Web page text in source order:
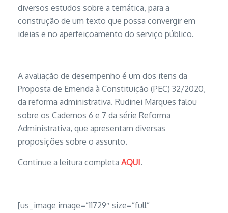
diversos estudos sobre a temática, para a
construção de um texto que possa convergir em
ideias e no aperfeiçoamento do serviço público.
A avaliação de desempenho é um dos itens da
Proposta de Emenda à Constituição (PEC) 32/2020,
da reforma administrativa. Rudinei Marques falou
sobre os Cadernos 6 e 7 da série Reforma
Administrativa, que apresentam diversas
proposições sobre o assunto.
Continue a leitura completa AQUI.
[us_image image=”11729″ size=”full”